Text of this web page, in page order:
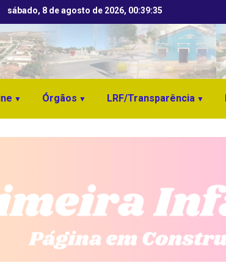
sábado, 8 de agosto de 2026, 00:39:36
Órgãos LRF/Transparência